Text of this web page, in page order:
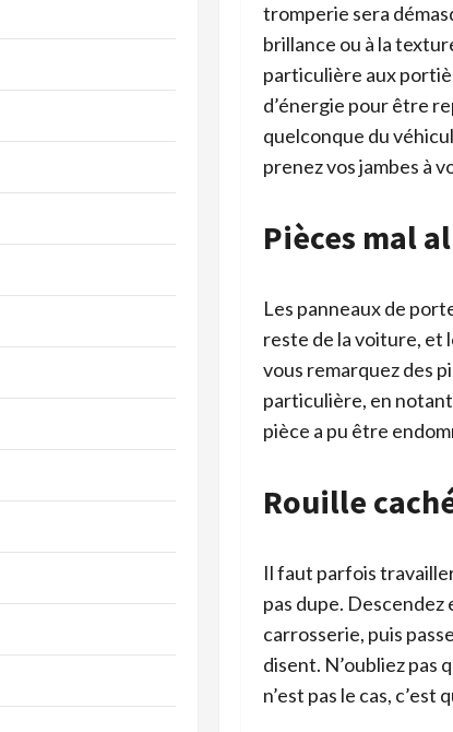
tromperie sera
brillance ou à la
particulière aux
d’énergie pour être
quelconque du
prenez vos jambes à
Pièces mal
Les panneaux de
reste de la voiture, et
vous remarquez des
particulière, en
pièce a pu être
Rouille
Il faut parfois
pas dupe.
carrosserie, puis
disent. N’oubliez pas
n’est pas le cas, c’est